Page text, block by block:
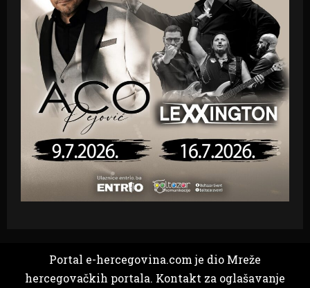
Portal e-hercegovina.com je dio Mreže
hercegovačkih portala. Kontakt za oglašavanje